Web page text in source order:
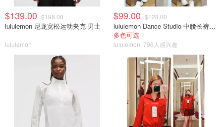
$139.00 $198.00
lululemon 尼龙宽松运动夹克 男士
lululemon
$99.00 $128.00
lululemon Dance Studio 中腰长裤 女装常规款
多色可选
lululemon 796人感兴趣